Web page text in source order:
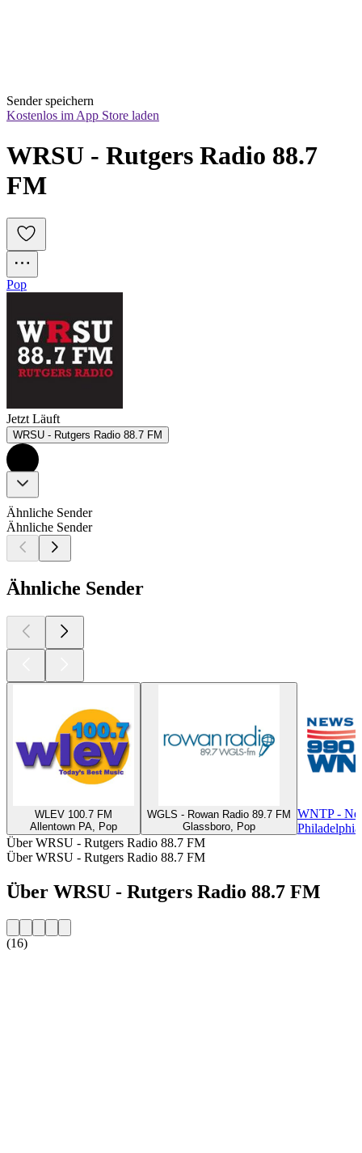
Sender speichern
Kostenlos im App Store laden
WRSU - Rutgers Radio 88.7
FM
Pop
Jetzt Läuft
WRSU - Rutgers Radio 88.7 FM
Ähnliche Sender
Ähnliche Sender
Ähnliche Sender
WLEV 100.7 FM
Allentown PA, Pop
WGLS - Rowan Radio 89.7 FM
Glassboro, Pop
WNTP -
Über WRSU - Rutgers Radio 88.7 FM
Über WRSU - Rutgers Radio 88.7 FM
Über WRSU - Rutgers Radio 88.7 FM
(16)